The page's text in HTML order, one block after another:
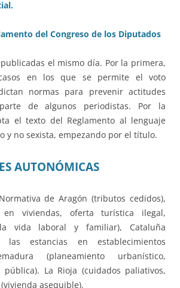
del Congreso de los Diputados
el mismo día. Por la primera,
en los que se permite el voto
normas para prevenir actitudes
de algunos periodistas. Por la
el texto del Reglamento al lenguaje
y no sexista, empezando por el título.
AUTONÓMICAS
de Aragón (tributos cedidos),
en viviendas, oferta turística ilegal,
vida laboral y familiar), Cataluña
las estancias en establecimientos
(planeamiento urbanístico,
La Rioja (cuidados paliativos,
asequible).